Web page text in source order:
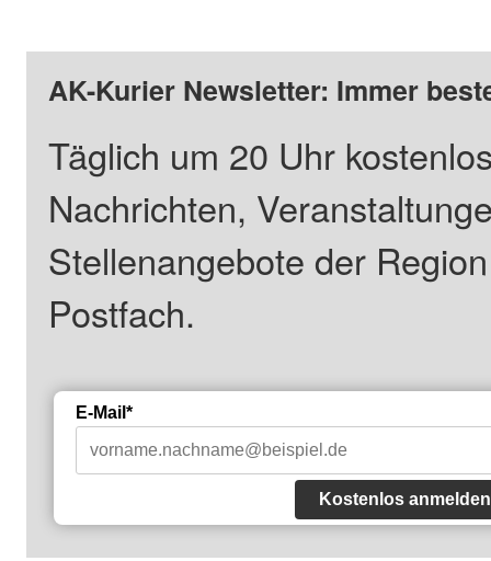
AK-Kurier Newsletter: Immer
Täglich um 20 Uhr
Nachrichten,
Stellenangebote der
Postfach.
E-Mail*
Kostenlos anmelden